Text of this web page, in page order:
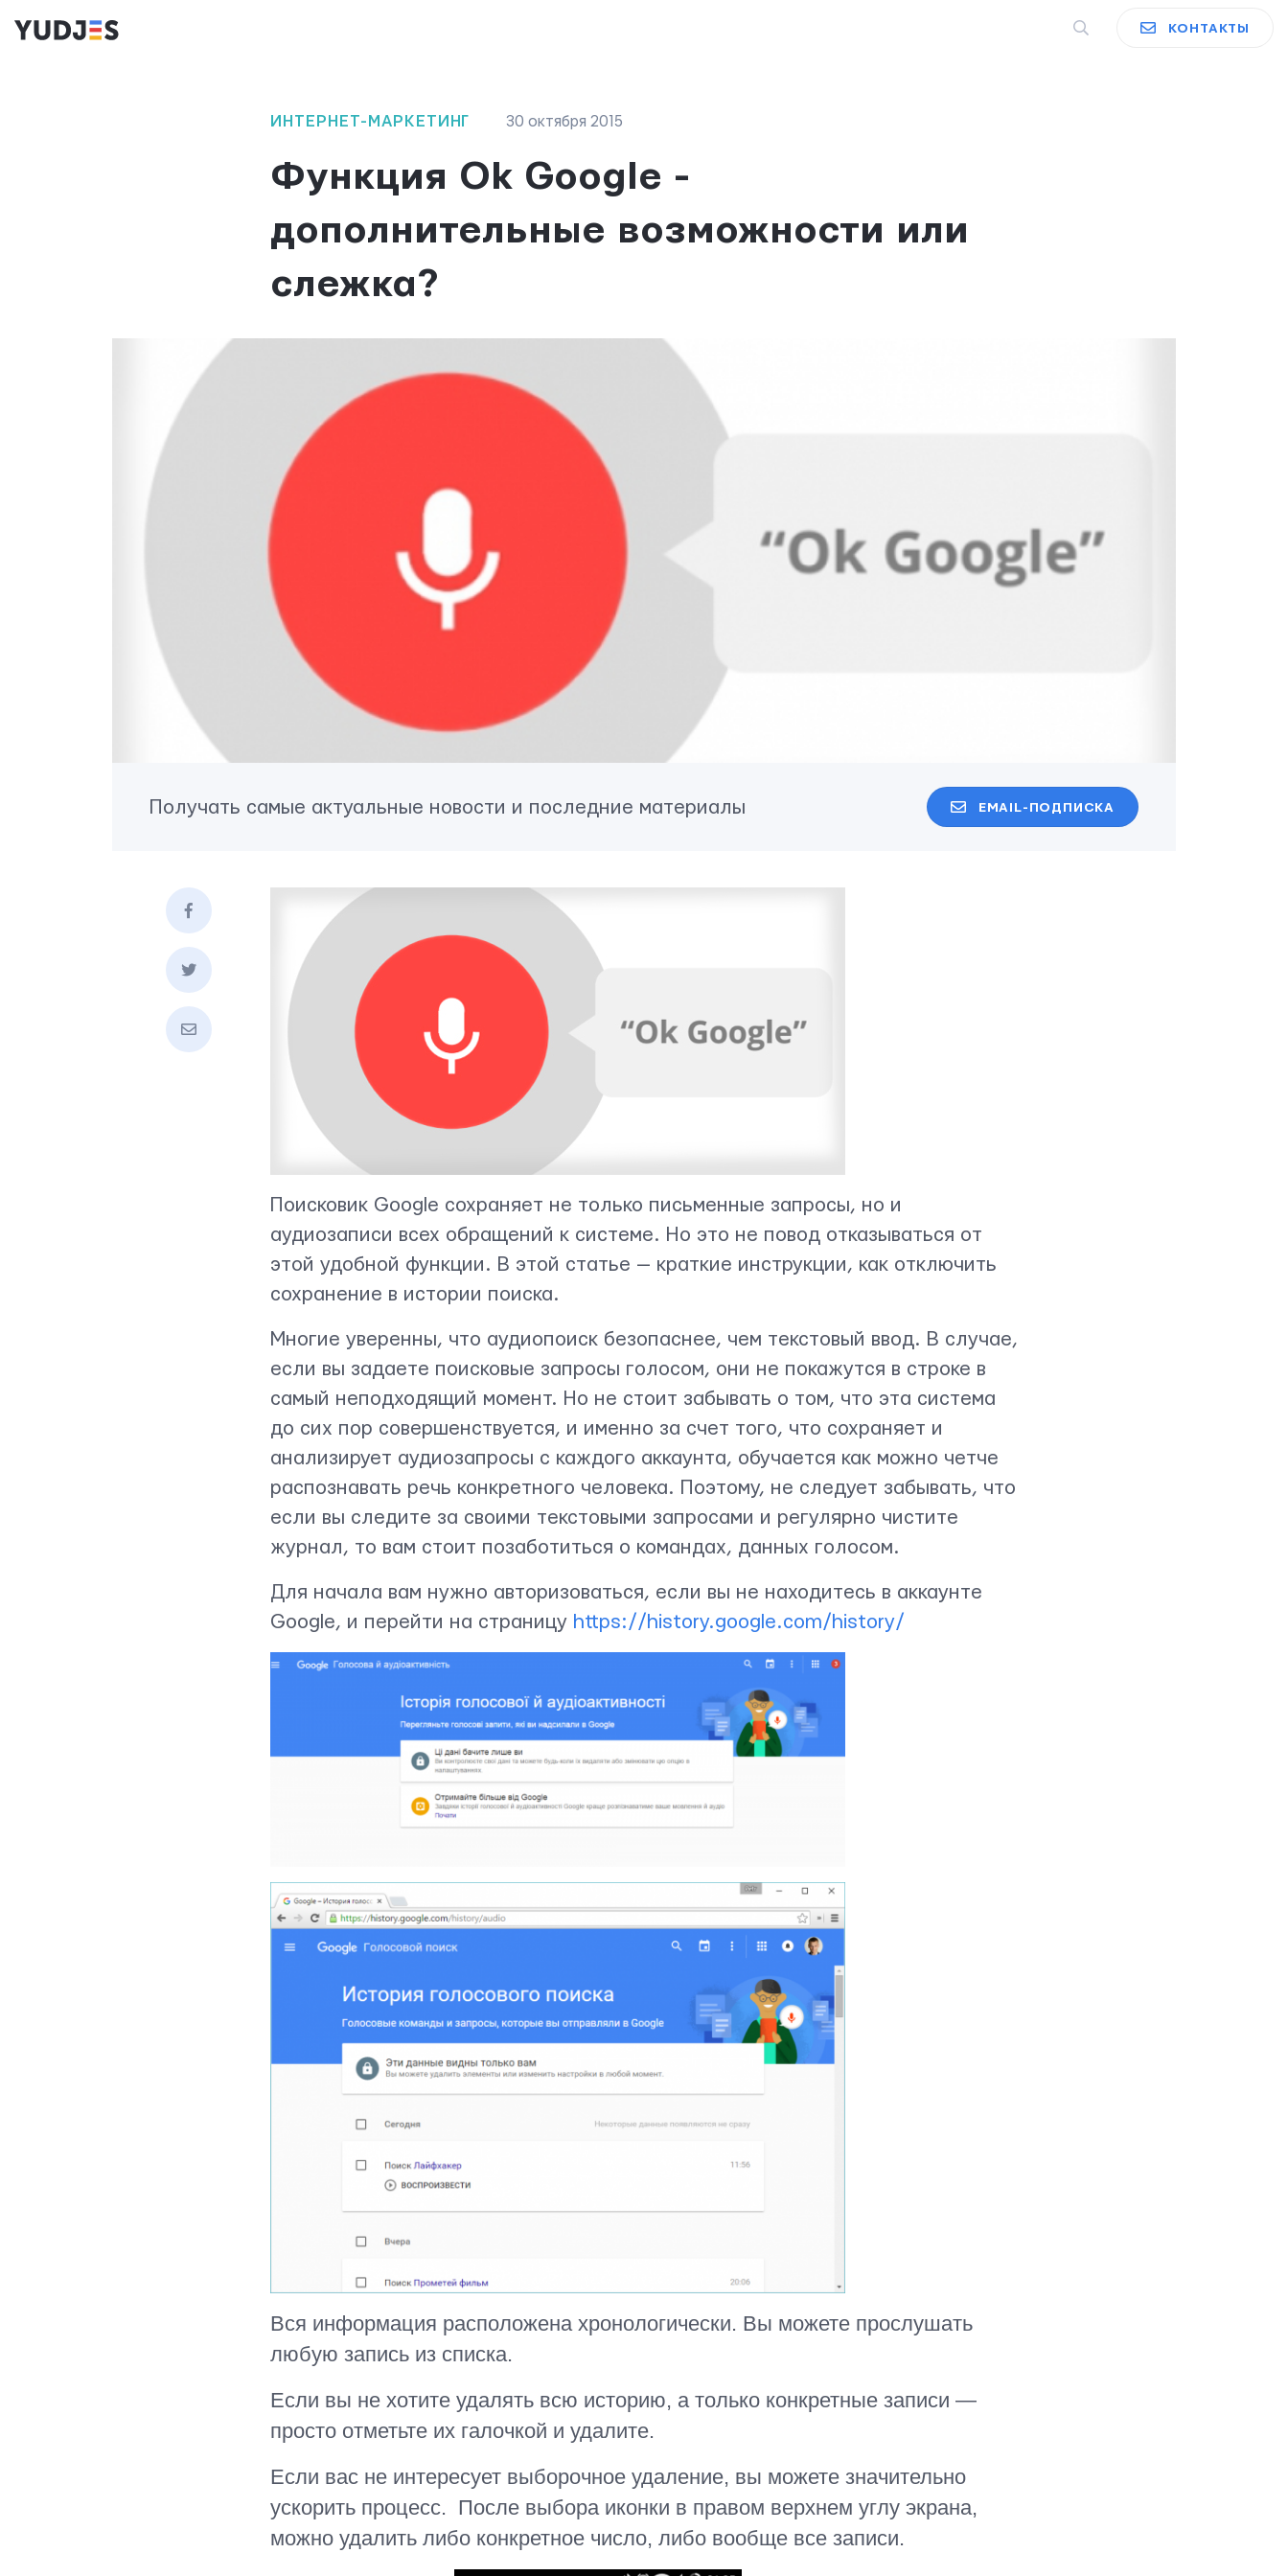
КОНТАКТЫ
ИНТЕРНЕТ-МАРКЕТИНГ 30 октября 2015
Функция Ok Google -
дополнительные возможности или
слежка?
Получать самые актуальные новости и последние материалы EMAIL-ПОДПИСКА
Поисковик Google сохраняет не только письменные запросы, но и
аудиозаписи всех обращений к системе. Но это не повод отказываться от
этой удобной функции. В этой статье — краткие инструкции, как отключить
сохранение в истории поиска.
Многие уверенны, что аудиопоиск безопаснее, чем текстовый ввод. В случае,
если вы задаете поисковые запросы голосом, они не покажутся в строке в
самый неподходящий момент. Но не стоит забывать о том, что эта система
до сих пор совершенствуется, и именно за счет того, что сохраняет и
анализирует аудиозапросы с каждого аккаунта, обучается как можно четче
распознавать речь конкретного человека. Поэтому, не следует забывать, что
если вы следите за своими текстовыми запросами и регулярно чистите
журнал, то вам стоит позаботиться о командах, данных голосом.
Для начала вам нужно авторизоваться, если вы не находитесь в аккаунте
Google, и перейти на страницу https://history.google.com/history/
Вся информация расположена хронологически. Вы можете прослушать
любую запись из списка.
Если вы не хотите удалять всю историю, а только конкретные записи —
просто отметьте их галочкой и удалите.
Если вас не интересует выборочное удаление, вы можете значительно
ускорить процесс. После выбора иконки в правом верхнем углу экрана,
можно удалить либо конкретное число, либо вообще все записи.
Rävala pst 8-ruum 810, 10143, Tallinn